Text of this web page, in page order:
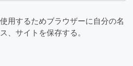
用するためブラウザーに自分の名
、サイトを保存する。